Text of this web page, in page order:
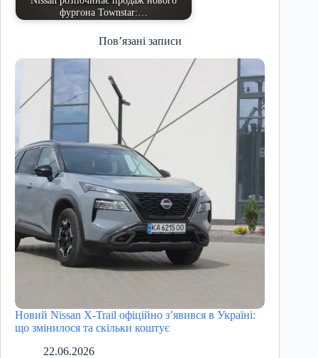
фургона Townstar:…
Пов’язані записи
Новий Nissan X-Trail офіційно з’явився в Україні:
що змінилося та скільки коштує
22.06.2026